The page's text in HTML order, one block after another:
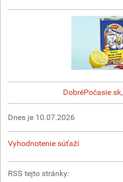
DobréPočasie.sk,
Dnes je 10.07.2026
Vyhodnotenie súťaží
RSS tejto stránky: